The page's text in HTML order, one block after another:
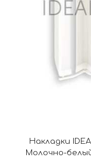
Накладки
Молочно-